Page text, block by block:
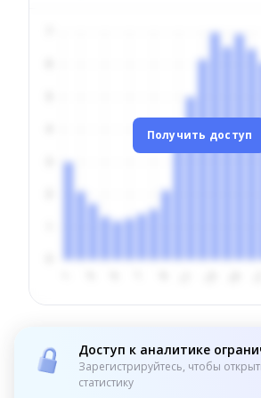
Получить доступ
Доступ к аналитике
Зарегистрируйтесь, чтобы
статистику